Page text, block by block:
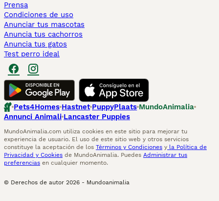
Prensa
Condiciones de uso
Anunciar tus mascotas
Anuncia tus cachorros
Anuncia tus gatos
Test perro ideal
Pets4Homes Hastnet PuppyPlaats MundoAnimalia
Annunci Animali Lancaster Puppies
MundoAnimalia.com utiliza cookies en este sitio para mejorar tu
experiencia de usuario. El uso de este sitio web y otros servicios
constituye la aceptación de los Términos y Condiciones y la Política de
Privacidad y Cookies de MundoAnimalia. Puedes Administrar tus
preferencias en cualquier momento.
© Derechos de autor 2026 - Mundoanimalia